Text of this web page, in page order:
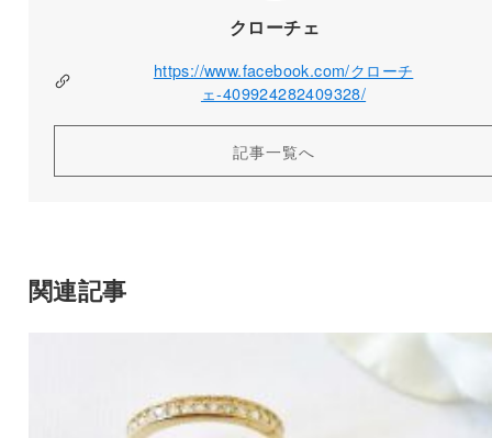
クローチェ
https://www.facebook.com/クローチ
ェ-409924282409328/
記事一覧へ
関連記事